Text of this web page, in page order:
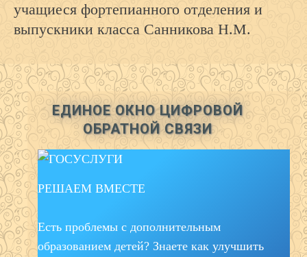
учащиеся фортепианного отделения и
выпускники класса Санникова Н.М.
ЕДИНОЕ ОКНО ЦИФРОВОЙ
ОБРАТНОЙ СВЯЗИ
РЕШАЕМ ВМЕСТЕ
Есть проблемы с дополнительным
образованием детей? Знаете как улучшить